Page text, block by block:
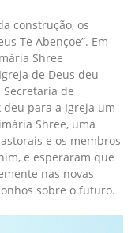
construção, os
Te Abençoe”. Em
Shree
de Deus deu
Secretaria de
para a Igreja um
Shree, uma
e os membros
e esperaram que
nas novas
sobre o futuro.